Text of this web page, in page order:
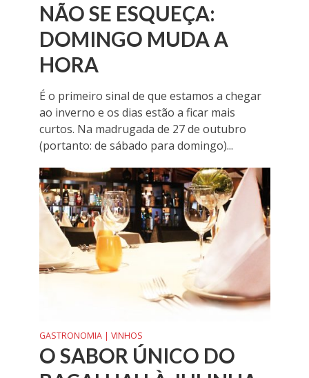
NÃO SE ESQUEÇA:
DOMINGO MUDA A
HORA
É o primeiro sinal de que estamos a chegar
ao inverno e os dias estão a ficar mais
curtos. Na madrugada de 27 de outubro
(portanto: de sábado para domingo)...
GASTRONOMIA | VINHOS
O SABOR ÚNICO DO